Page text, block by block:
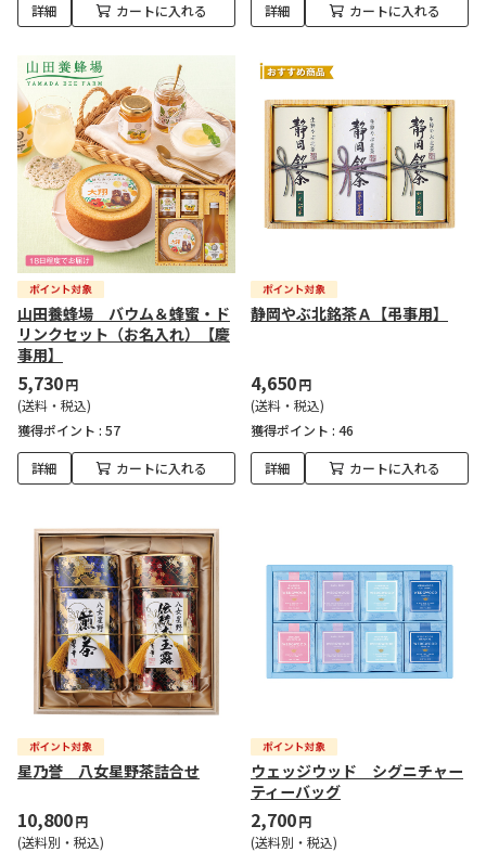
詳細 カートに入れる 詳細 カートに入れる
山田養蜂場 バウム＆蜂蜜・ド
リンクセット（お名入れ）【慶
事用】
5,730円
(送料・税込)
獲得ポイント : 57
詳細 カートに入れる
静岡やぶ北銘茶Ａ【弔事用】
4,650円
(送料・税込)
獲得ポイント : 46
詳細 カートに入れる
星乃誉 八女星野茶詰合せ
10,800円
(送料別・税込)
ウェッジウッド シグニチャー
ティーバッグ
2,700円
(送料別・税込)